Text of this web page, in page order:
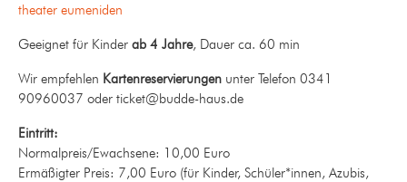
theater eumeniden
Geeignet für Kinder ab 4 Jahre, Dauer ca. 60 min
Wir empfehlen Kartenreservierungen unter Telefon 0341
90960037 oder ticket@budde-haus.de
Eintritt:
Normalpreis/Ewachsene: 10,00 Euro
Ermäßigter Preis: 7,00 Euro (für Kinder, Schüler*innen, Azubis,